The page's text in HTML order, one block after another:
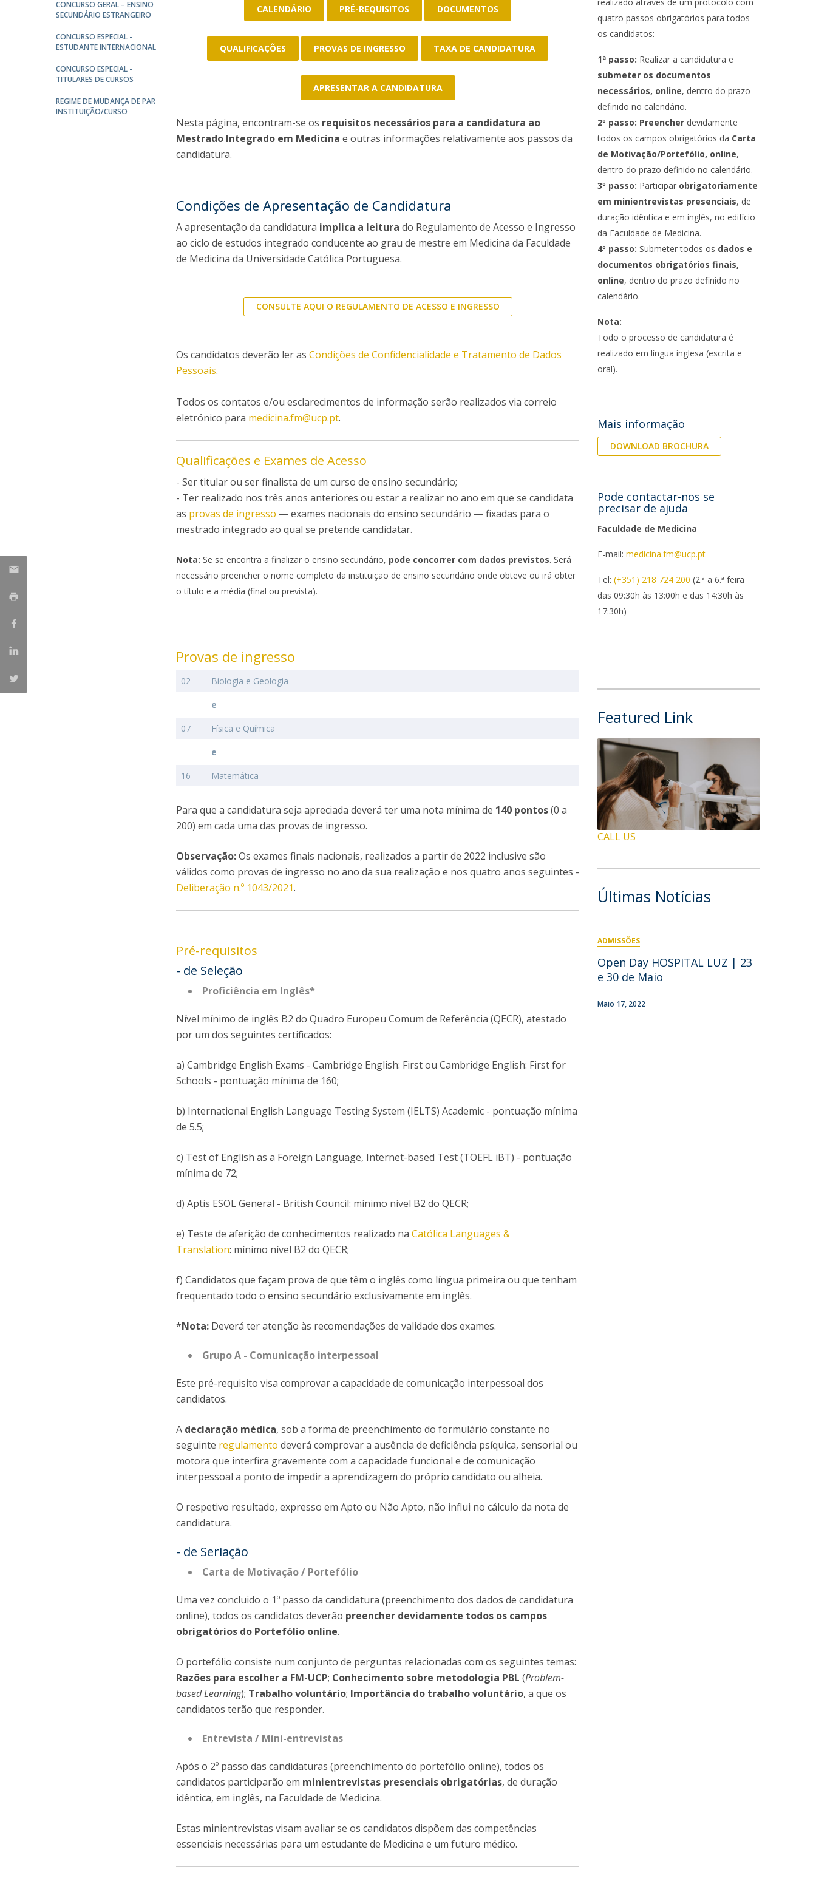
Pós-Doutoramento em Bioética
Applications
Awards
Team and Contacts
Conhecer a FM
Estudantes Embaixadores
Media & Público
CONCURSO GERAL – ENSINO
SECUNDÁRIO ESTRANGEIRO
CONCURSO ESPECIAL -
ESTUDANTE INTERNACIONAL
CONCURSO ESPECIAL -
TITULARES DE CURSOS
REGIME DE MUDANÇA DE PAR
INSTITUIÇÃO/CURSO
CALENDÁRIO PRÉ-REQUISITOS DOCUMENTOS
QUALIFICAÇÕES PROVAS DE INGRESSO TAXA DE CANDIDATURA
APRESENTAR A CANDIDATURA
Nesta página, encontram-se os requisitos necessários para a candidatura ao
Mestrado Integrado em Medicina e outras informações relativamente aos passos da
candidatura.
Condições de Apresentação de Candidatura
A apresentação da candidatura implica a leitura do Regulamento de Acesso e Ingresso
ao ciclo de estudos integrado conducente ao grau de mestre em Medicina da Faculdade
de Medicina da Universidade Católica Portuguesa.
CONSULTE AQUI O REGULAMENTO DE ACESSO E INGRESSO
Os candidatos deverão ler asCondições de Confidencialidade e Tratamento de Dados
Pessoais.
Todos os contatos e/ou esclarecimentos de informação serão realizados via correio
eletrónico para medicina.fm@ucp.pt.
Qualificações e Exames de Acesso
- Ser titular ou ser finalista de um curso de ensino secundário;
- Ter realizado nos três anos anteriores ou estar a realizar no ano em que se candidata
as provas de ingresso — exames nacionais do ensino secundário — fixadas para o
mestrado integrado ao qual se pretende candidatar.
Nota: Se se encontra a finalizar o ensino secundário, pode concorrer com dados previstos. Será
necessário preencher o nome completo da instituição de ensino secundário onde obteve ou irá obter
o título e a média (final ou prevista).
Provas de ingresso
02 Biologia e Geologia
e
07 Física e Química
e
16 Matemática
Para que a candidatura seja apreciada deverá ter uma nota mínima de 140 pontos(0 a
200) em cada uma das provas de ingresso.
Observação:Os exames finais nacionais, realizados a partir de 2022 inclusive são
válidos como provas de ingresso no ano da sua realização e nos quatro anos seguintes -
Deliberação n.º 1043/2021.
Pré-requisitos
- de Seleção
Proficiência em Inglês*
Nível mínimo de inglês B2 do Quadro Europeu Comum de Referência (QECR), atestado
por um dos seguintes certificados:
a) Cambridge English Exams - Cambridge English: First ou Cambridge English: First for
Schools - pontuação mínima de 160;
b) International English Language Testing System (IELTS) Academic - pontuação mínima
de 5.5;
c) Test of English as a Foreign Language, Internet-based Test (TOEFL iBT) - pontuação
mínima de 72;
d) Aptis ESOL General - British Council: mínimo nível B2 do QECR;
e) Teste de aferição de conhecimentos realizado naCatólica Languages &
Translation: mínimo nível B2 do QECR;
f) Candidatos que façam prova de que têm o inglês como língua primeira ou que tenham
frequentado todo o ensino secundário exclusivamente em inglês.
*Nota: Deverá ter atenção às recomendações de validade dos exames.
Grupo A - Comunicação interpessoal
Este pré-requisito visa comprovar a capacidade de comunicação interpessoal dos
candidatos.
A declaração médica, sob a forma de preenchimento do formulário constante no
seguinte regulamento deverá comprovar a ausência de deficiência psíquica, sensorial ou
motora que interfira gravemente com a capacidade funcional e de comunicação
interpessoal a ponto de impedir a aprendizagem do próprio candidato ou alheia.
O respetivo resultado, expresso em Apto ou Não Apto, não influi no cálculo da nota de
candidatura.
- de Seriação
Carta de Motivação / Portefólio
Uma vez concluido o 1º passo da candidatura (preenchimento dos dados de candidatura
online), todos os candidatos deverão preencher devidamente todos os campos
obrigatórios do Portefólio online.
O portefólio consiste num conjunto de perguntas relacionadas com os seguintes temas:
Razões para escolher a FM-UCP; Conhecimento sobre metodologia PBL(Problem-
based Learning); Trabalho voluntário; Importância do trabalho voluntário, a que os
candidatos terão que responder.
Entrevista / Mini-entrevistas
Após o 2º passo das candidaturas (preenchimento do portefólio online), todos os
candidatos participarão em minientrevistas presenciais obrigatórias, de duração
idêntica, em inglês, na Faculdade de Medicina.
Estas minientrevistas visam avaliar se os candidatos dispõem das competências
essenciais necessárias para um estudante de Medicina e um futuro médico.
quatro passos obrigatórios para todos
os candidatos:
1ª passo: Realizar a candidatura e
submeter os documentos
necessários, online, dentro do prazo
definido no calendário.
2º passo: Preencher devidamente
todos os campos obrigatórios da Carta
de Motivação/Portefólio, online,
dentro do prazo definido no calendário.
3º passo: Participar obrigatoriamente
em minientrevistas presenciais, de
duração idêntica e em inglês, no edifício
da Faculdade de Medicina.
4º passo:Submeter todos os dados e
documentos obrigatórios finais,
online, dentro do prazo definido no
calendário.
Nota:
Todo o processo de candidatura é
realizado em língua inglesa (escrita e
oral).
Mais informação
DOWNLOAD BROCHURA
Pode contactar-nos se
precisar de ajuda
Faculdade de Medicina
E-mail:medicina.fm@ucp.pt
Tel:(+351) 218 724 200 (2.ª a 6.ª feira
das 09:30h às 13:00h e das 14:30h às
17:30h)
Featured Link
CALL US
Últimas Notícias
ADMISSÕES
Open Day HOSPITAL LUZ | 23
e 30 de Maio
Maio 17, 2022